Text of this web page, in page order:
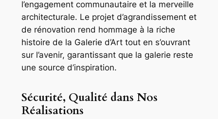
l’engagement communautaire et la merveille
architecturale. Le projet d’agrandissement et
de rénovation rend hommage à la riche
histoire de la Galerie d’Art tout en s’ouvrant
sur l’avenir, garantissant que la galerie reste
une source d’inspiration.
Sécurité, Qualité dans Nos
Réalisations